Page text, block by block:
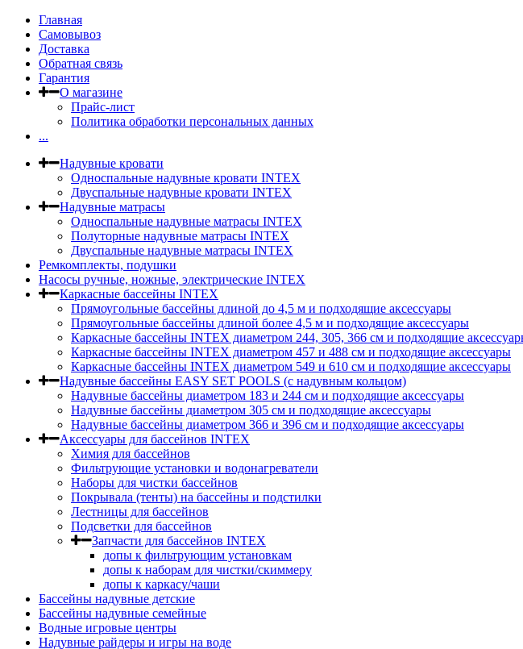
Главная
Самовывоз
Доставка
Обратная связь
Гарантия
О магазине
Прайс-лист
Политика обработки персональных данных
...
Надувные кровати
Односпальные надувные кровати INTEX
Двуспальные надувные кровати INTEX
Надувные матрасы
Односпальные надувные матрасы INTEX
Полуторные надувные матрасы INTEX
Двуспальные надувные матрасы INTEX
Ремкомплекты, подушки
Насосы ручные, ножные, электрические INTEX
Каркасные бассейны INTEX
Прямоугольные бассейны длиной до 4,5 м и подходящие аксессуары
Прямоугольные бассейны длиной более 4,5 м и подходящие аксессуары
Каркасные бассейны INTEX диаметром 244, 305, 366 см и подходящие
Каркасные бассейны INTEX диаметром 457 и 488 cм и подходящие аксессуары
Каркасные бассейны INTEX диаметром 549 и 610 см и подходящие аксессуары
Надувные бассейны EASY SET POOLS (с надувным кольцом)
Надувные бассейны диаметром 183 и 244 см и подходящие аксессуары
Надувные бассейны диаметром 305 см и подходящие аксессуары
Надувные бассейны диаметром 366 и 396 см и подходящие аксессуары
Аксессуары для бассейнов INTEX
Химия для бассейнов
Фильтрующие установки и водонагреватели
Наборы для чистки бассейнов
Покрывала (тенты) на бассейны и подстилки
Лестницы для бассейнов
Подсветки для бассейнов
Запчасти для бассейнов INTEX
допы к фильтрующим установкам
допы к наборам для чистки/скиммеру
допы к каркасу/чаши
Бассейны надувные детские
Бассейны надувные семейные
Водные игровые центры
Надувные райдеры и игры на воде